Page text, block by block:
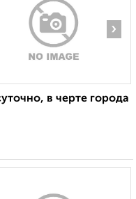
›
в черте города